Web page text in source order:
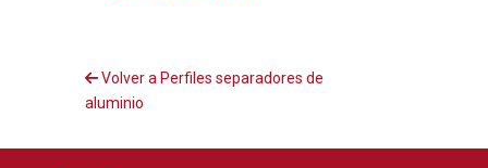
Volver a Perfiles separadores de
aluminio